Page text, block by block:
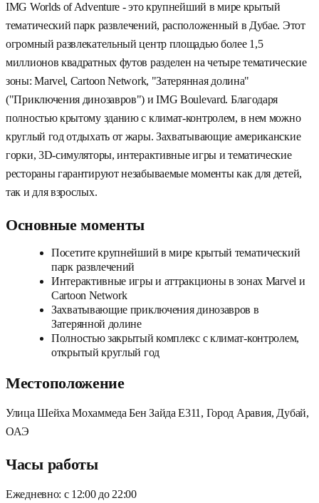
IMG Worlds of Adventure - это крупнейший в мире крытый
тематический парк развлечений, расположенный в Дубае. Этот
огромный развлекательный центр площадью более 1,5
миллионов квадратных футов разделен на четыре тематические
зоны: Marvel, Cartoon Network, "Затерянная долина"
("Приключения динозавров") и IMG Boulevard. Благодаря
полностью крытому зданию с климат-контролем, в нем можно
круглый год отдыхать от жары. Захватывающие американские
горки, 3D-симуляторы, интерактивные игры и тематические
рестораны гарантируют незабываемые моменты как для детей,
так и для взрослых.
Основные моменты
Посетите крупнейший в мире крытый тематический
парк развлечений
Интерактивные игры и аттракционы в зонах Marvel и
Cartoon Network
Захватывающие приключения динозавров в
Затерянной долине
Полностью закрытый комплекс с климат-контролем,
открытый круглый год
Местоположение
Улица Шейха Мохаммеда Бен Зайда E311, Город Аравия, Дубай,
ОАЭ
Часы работы
Ежедневно: с 12:00 до 22:00